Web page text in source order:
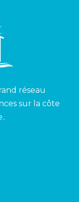
réseau
sur la côte